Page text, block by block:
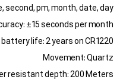
second, pm, month, date, day
±15 seconds per month
life: 2 years on CR1220
Movement: Quartz
resistant depth: 200 Meters